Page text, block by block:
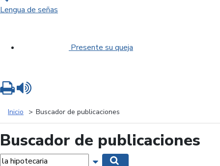
Lengua de señas
Presente su queja
Inicio Buscador de publicaciones
Buscador de publicaciones
Mostrar opciones de búsqueda
Imprimir